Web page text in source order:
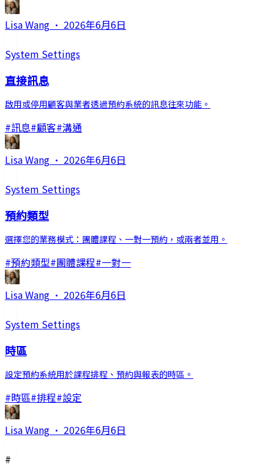
Lisa Wang · 2026年6月6日
System Settings
直接訊息
啟用或停用顧客與業者透過預約系統的訊息往來功能。
#訊息#顧客#溝通
Lisa Wang · 2026年6月6日
System Settings
預約類型
選擇您的業務模式：團體課程、一對一預約，或兩者並用。
#預約類型#團體課程#一對一
Lisa Wang · 2026年6月6日
System Settings
時區
設定預約系統用於課程排程、預約與報表的時區。
#時區#排程#設定
Lisa Wang · 2026年6月6日
#